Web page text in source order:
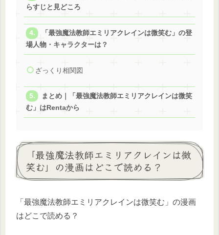
らすじと見どころ
「最強魔法教師エミリアクレインは微笑む」の登
場人物・キャラクターは？
ざっくり相関図
まとめ｜「最強魔法教師エミリアクレインは微笑
む」はRentaから
「最強魔法教師エミリアクレインは微
笑む」の漫画はどこで読める？
「最強魔法教師エミリアクレインは微笑む」の漫画
はどこで読める？